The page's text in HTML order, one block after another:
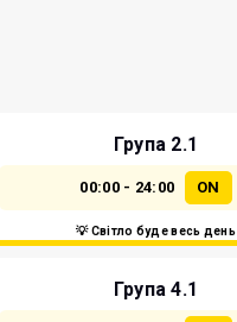
Група 2.1
00:00 - 24:00 ON
💡 Світло буде весь день
Група 4.1